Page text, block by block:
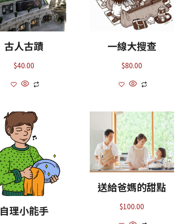
古人古蹟
$40.00
一線大搜查
$80.00
自理小能手
送給爸媽的甜點
$100.00